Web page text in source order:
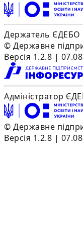
Держатель ЄДЕБО
© Державне
Версія 1.2.8 |
Адміністратор
© Державне
Версія 1.2.8 |